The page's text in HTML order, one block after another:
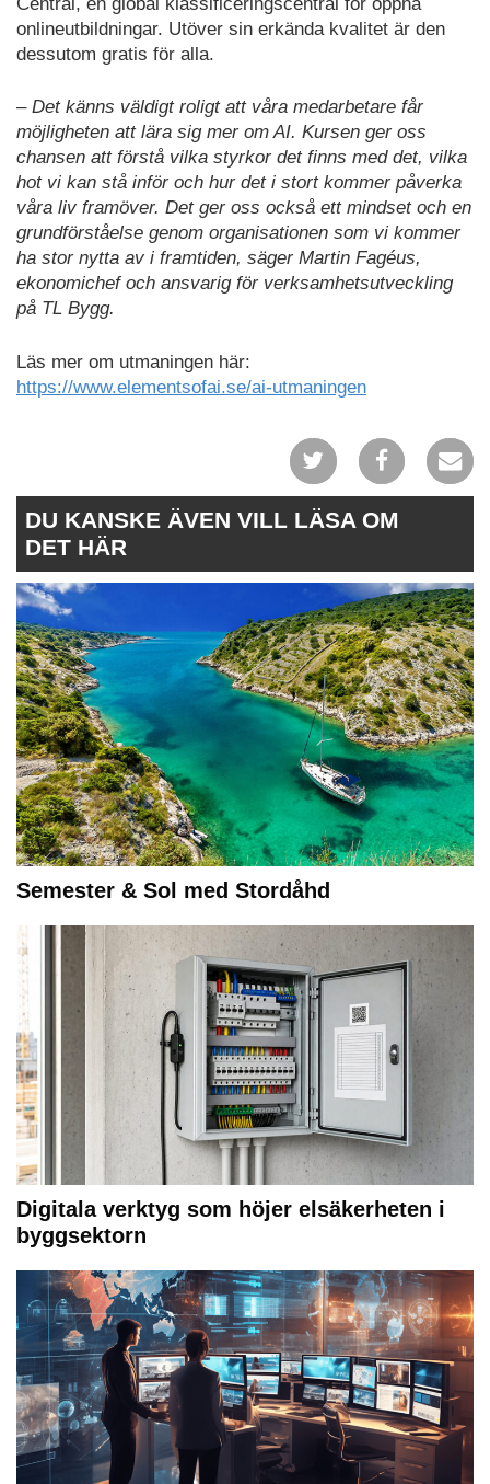
onlineutbildningar. Utöver sin erkända kvalitet är den
dessutom gratis för alla.
– Det känns väldigt roligt att våra medarbetare får
möjligheten att lära sig mer om AI. Kursen ger oss
chansen att förstå vilka styrkor det finns med det, vilka
hot vi kan stå inför och hur det i stort kommer påverka
våra liv framöver. Det ger oss också ett mindset och en
grundförståelse genom organisationen som vi kommer
ha stor nytta av i framtiden, säger Martin Fagéus,
ekonomichef och ansvarig för verksamhetsutveckling
på TL Bygg.
Läs mer om utmaningen här:
https://www.elementsofai.se/ai-utmaningen
DU KANSKE ÄVEN VILL LÄSA OM
DET HÄR
Semester & Sol med Stordåhd
Digitala verktyg som höjer elsäkerheten i
byggsektorn